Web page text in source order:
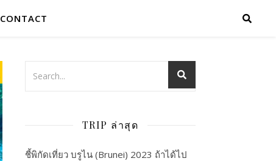
CONTACT
TRIP ล่าสุด
ชี้พิกัดเที่ยว บรูไน (Brunei) 2023 ถ้าได้ไป